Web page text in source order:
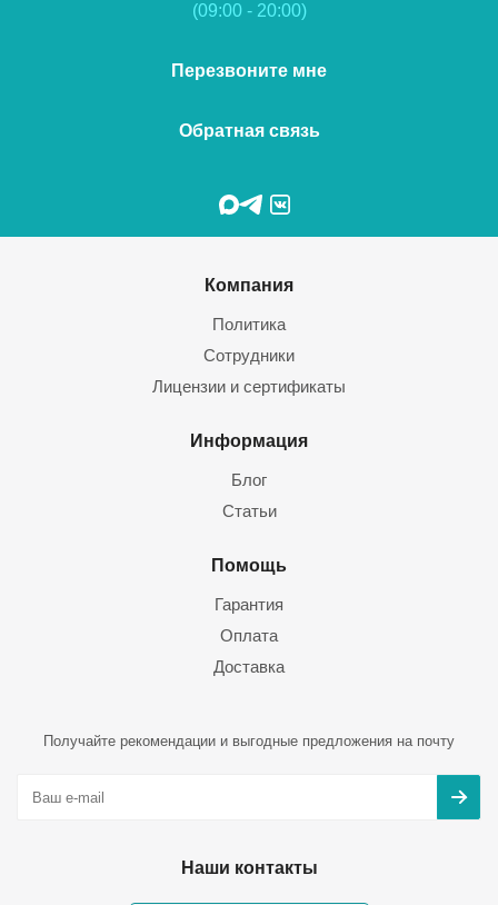
(09:00 - 20:00)
Перезвоните мне
Обратная связь
Компания
Политика
Сотрудники
Лицензии и сертификаты
Информация
Блог
Статьи
Помощь
Гарантия
Оплата
Доставка
Получайте рекомендации и выгодные предложения на почту
Наши контакты